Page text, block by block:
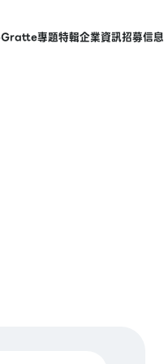
Gratte專題特輯企業資訊招募信息